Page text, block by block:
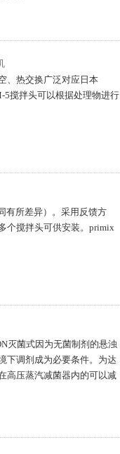
、热交换广泛对应日本
5搅拌头可以根据处理物进行
有所差异）。采用反馈方
个搅拌头可供安装。primix
灭菌式因为无菌制剂的悬浊
下调剂成为必要条件。为达
高压蒸汽减菌器内的可以减